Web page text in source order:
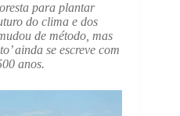
para plantar
do clima e dos
de método, mas
ainda se escreve com
anos.